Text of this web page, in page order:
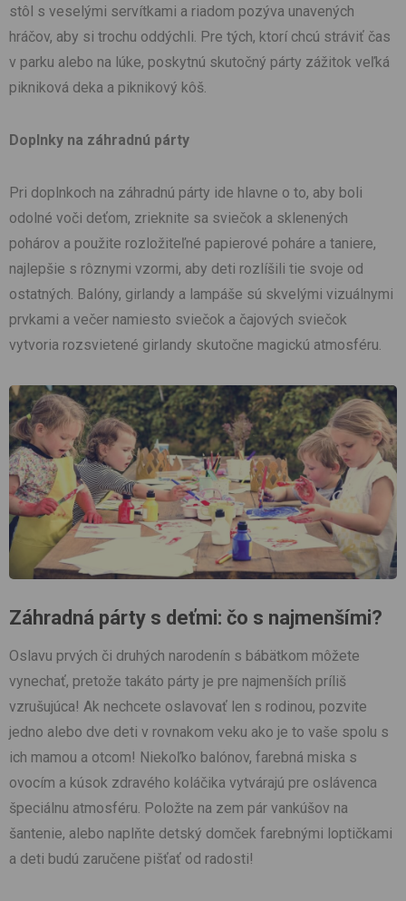
stôl s veselými servítkami a riadom pozýva unavených
hráčov, aby si trochu oddýchli. Pre tých, ktorí chcú stráviť čas
v parku alebo na lúke, poskytnú skutočný párty zážitok veľká
pikniková deka a piknikový kôš.
Doplnky na záhradnú párty
Pri doplnkoch na záhradnú párty ide hlavne o to, aby boli
odolné voči deťom, zrieknite sa sviečok a sklenených
pohárov a použite rozložiteľné papierové poháre a taniere,
najlepšie s rôznymi vzormi, aby deti rozlíšili tie svoje od
ostatných. Balóny, girlandy a lampáše sú skvelými vizuálnymi
prvkami a večer namiesto sviečok a čajových sviečok
vytvoria rozsvietené girlandy skutočne magickú atmosféru.
Záhradná párty s deťmi: čo s najmenšími?
Oslavu prvých či druhých narodenín s bábätkom môžete
vynechať, pretože takáto párty je pre najmenších príliš
vzrušujúca! Ak nechcete oslavovať len s rodinou, pozvite
jedno alebo dve deti v rovnakom veku ako je to vaše spolu s
ich mamou a otcom! Niekoľko balónov, farebná miska s
ovocím a kúsok zdravého koláčika vytvárajú pre oslávenca
špeciálnu atmosféru. Položte na zem pár vankúšov na
šantenie, alebo naplňte detský domček farebnými loptičkami
a deti budú zaručene pišťať od radosti!